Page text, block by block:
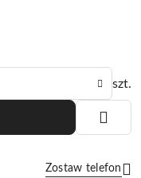
szt.
Zostaw telefon